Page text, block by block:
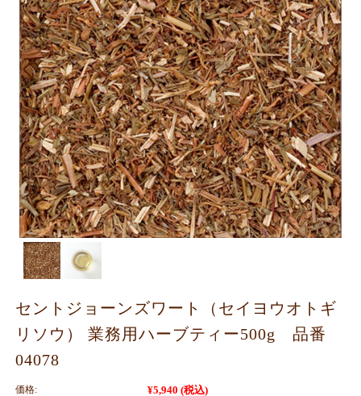
セントジョーンズワート（セイヨウオトギ
リソウ） 業務用ハーブティー500g 品番
04078
価格: ¥5,940 (税込)